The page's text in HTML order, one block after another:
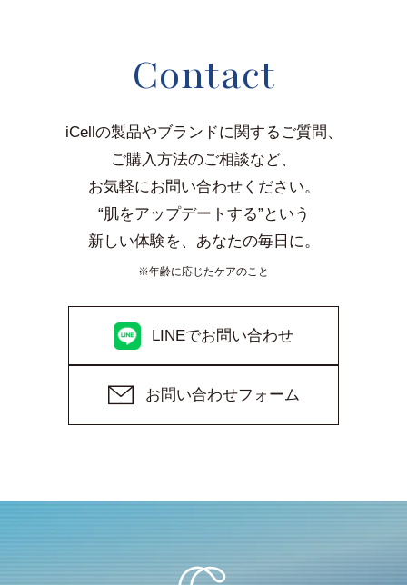
Contact
iCellの製品やブランドに関するご質問、
ご購入方法のご相談など、
お気軽にお問い合わせください。
“肌をアップデートする”という
新しい体験を、あなたの毎日に。
※年齢に応じたケアのこと
LINEでお問い合わせ
お問い合わせフォーム